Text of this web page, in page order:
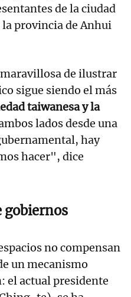
de la ciudad
provincia de Anhui
de ilustrar
sigue siendo el más
taiwanesa y la
lados desde una
hay
hacer", dice
gobiernos
no compensan
un mecanismo
el actual presidente